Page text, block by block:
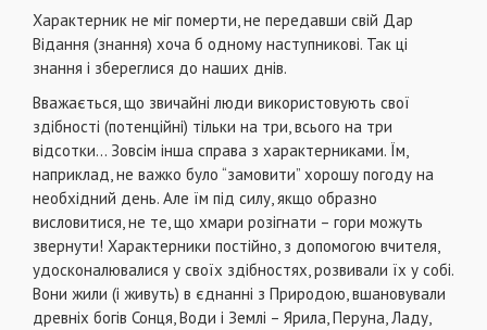
Характерник не міг померти, не передавши свій Дар
Відання (знання) хоча б одному наступникові. Так ці
знання і збереглися до наших днів.
Вважається, що звичайні люди використовують свої
здібності (потенційні) тільки на три, всього на три
відсотки… Зовсім інша справа з характерниками. Їм,
наприклад, не важко було “замовити” хорошу погоду на
необхідний день. Але їм під силу, якщо образно
висловитися, не те, що хмари розігнати – гори можуть
звернути! Характерники постійно, з допомогою вчителя,
удосконалювалися у своїх здібностях, розвивали їх у собі.
Вони жили (і живуть) в єднанні з Природою, вшановували
древніх богів Сонця, Води і Землі – Ярила, Перуна, Ладу,